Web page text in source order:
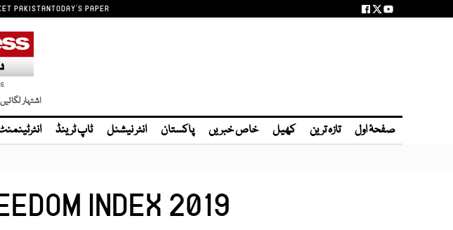
PAKISTANTODAY'S PAPER
اشتہار
صفحۂ اول تازہ ترین کھیل خاص خبریں پاکستان انٹر نیشنل ٹاپ ٹرینڈ
INDEX 2019